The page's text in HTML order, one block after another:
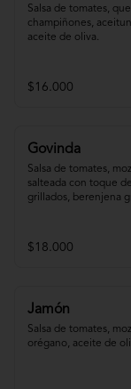
Salsa de tomates,
champiñones,
aceite de oliva.
$16.000
Govinda
Salsa de tomates,
salteada con toque
grillados, berenjena
$18.000
Jamón
Salsa de tomates,
orégano, aceite de